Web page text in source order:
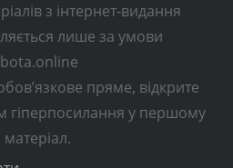
з інтернет-видання
лише за умови
пряме, відкрите
гіперпосилання у першому